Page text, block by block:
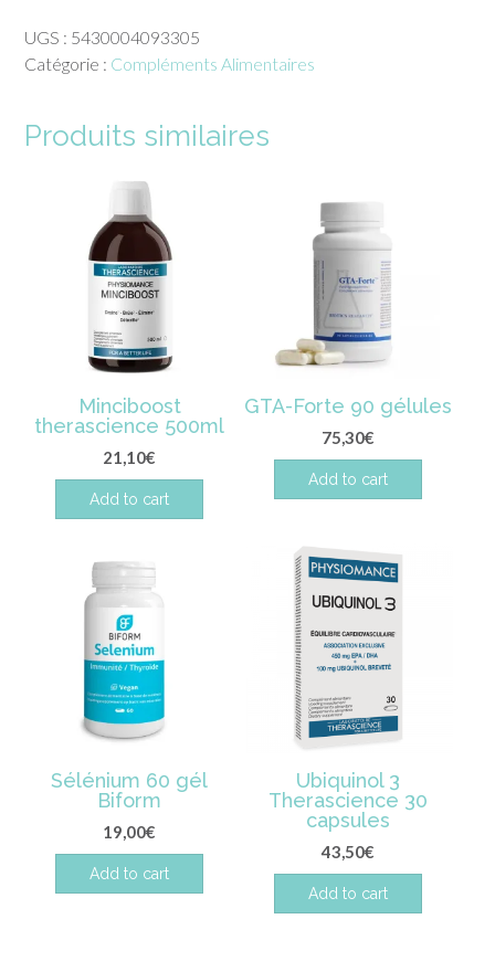
200
mg
UGS : 5430004093305
Catégorie : Compléments Alimentaires
Produits similaires
Minciboost
therascience 500ml
21,10€
Add to cart
GTA-Forte 90 gélules
75,30€
Add to cart
Sélénium 60 gél
Biform
19,00€
Add to cart
Ubiquinol 3
Therascience 30
capsules
43,50€
Add to cart